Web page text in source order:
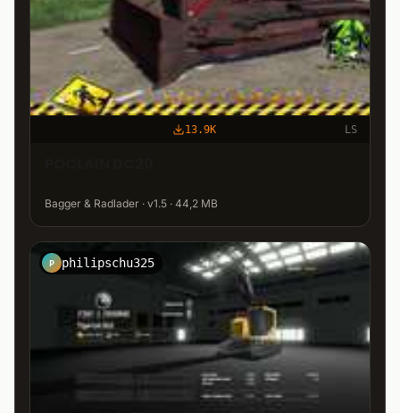
13.9K LS
Bagger & Radlader · v1.5 · 44,2 MB
P philipschu325